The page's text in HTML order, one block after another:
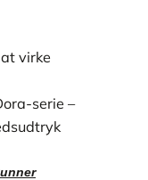
virke
serie –